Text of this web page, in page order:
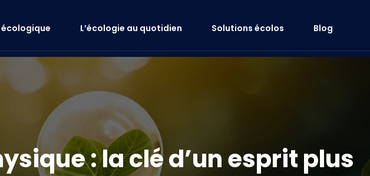
L’écologie au quotidien Solutions écolos Blog
: la clé d’un esprit plus